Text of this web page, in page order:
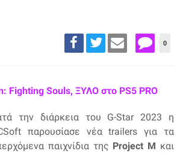
0
Fighting Souls, ΞΥΛΟ στο PS5 PRO
την διάρκεια του G-Star 2023 η
παρουσίασε νέα trailers για τα
παιχνίδια της Project M και